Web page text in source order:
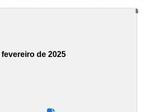
fevereiro de 2025